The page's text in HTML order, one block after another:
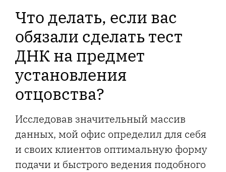
Что делать, если вас
обязали сделать тест
ДНК на предмет
установления
отцовства?
Исследовав значительный массив
данных, мой офис определил для себя
и своих клиентов оптимальную форму
подачи и быстрого ведения подобного